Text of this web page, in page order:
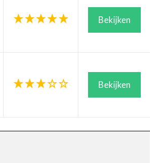
Bekijken
Bekijken